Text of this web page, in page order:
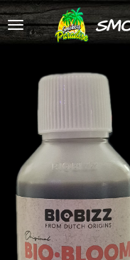
Zum
Hauptinhalt
springen